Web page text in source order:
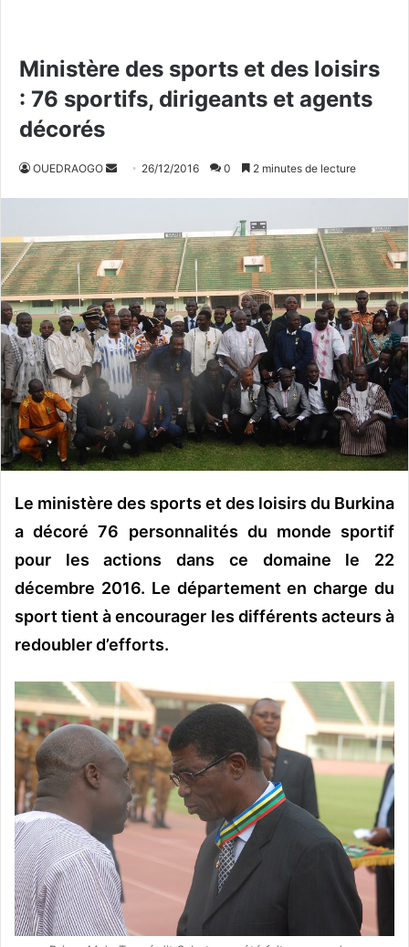
Ministère des sports et des loisirs
: 76 sportifs, dirigeants et agents
décorés
OUEDRAOGO
o
y
e
r
u
n
c
o
r
i
26/12/2016 0 2 minutes de lecture
Le ministère des sports et des loisirs du Burkina
a décoré 76 personnalités du monde sportif
pour les actions dans ce domaine le 22
décembre 2016. Le département en charge du
sport tient à encourager les différents acteurs à
redoubler d’efforts.